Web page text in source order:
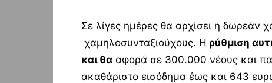
Σε λίγες ημέρες θα αρχίσει η δωρεάν
χαμηλοσυνταξιούχους. Η ρύθμιση
και θα αφορά σε 300.000 νέους και
ακαθάριστο εισόδημα έως και 643